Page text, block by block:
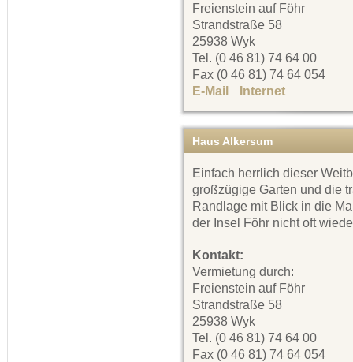
Freienstein auf Föhr
Strandstraße 58
25938 Wyk
Tel. (0 46 81) 74 64 00
Fax (0 46 81) 74 64 054
E-Mail
Internet
Haus Alkersum
Einfach herrlich dieser
großzügige Garten und die
Randlage mit Blick in die
der Insel Föhr nicht oft
Kontakt:
Vermietung durch:
Freienstein auf Föhr
Strandstraße 58
25938 Wyk
Tel. (0 46 81) 74 64 00
Fax (0 46 81) 74 64 054